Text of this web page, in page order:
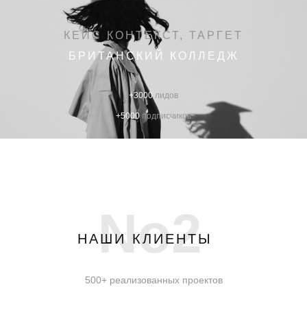
КЕЙС КОНТЕКСТ, ТАРГЕТ
БРИТАНСКИЙ КОЛЛЕДЖ
+3000 лидов
+5000подписчиков
No2
НАШИ КЛИЕНТЫ
500+ реализованных проектов